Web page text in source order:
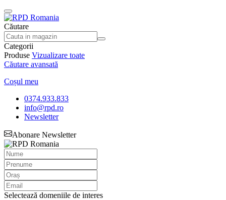
Căutare
Categorii
Produse Vizualizare toate
Căutare avansată
Coșul meu
0374.933.833
info@rpd.ro
Newsletter
Abonare Newsletter
Selectează domeniile de interes